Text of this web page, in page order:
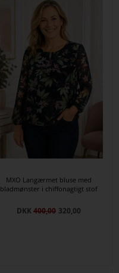
MXO Langærmet bluse med
bladmønster i chiffonagtigt stof
DKK400,00 320,00